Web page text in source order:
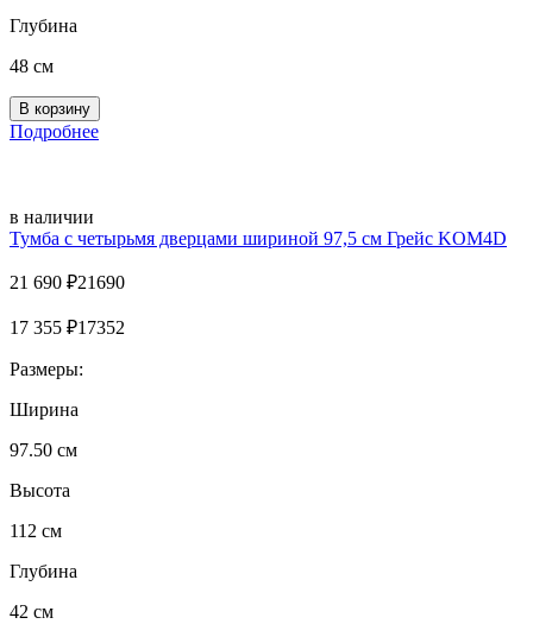
Глубина
48 см
Подробнее
в наличии
Тумба с четырьмя дверцами шириной 97,5 см Грейс KOM4D
21 690 ₽21690
17 355 ₽17352
Размеры:
Ширина
97.50 см
Высота
112 см
Глубина
42 см